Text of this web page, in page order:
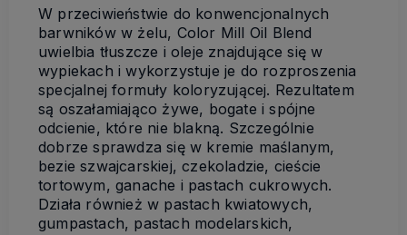
W przeciwieństwie do konwencjonalnych
barwników w żelu, Color Mill Oil Blend
uwielbia tłuszcze i oleje znajdujące się w
wypiekach i wykorzystuje je do rozproszenia
specjalnej formuły koloryzującej. Rezultatem
są oszałamiająco żywe, bogate i spójne
odcienie, które nie blakną. Szczególnie
dobrze sprawdza się w kremie maślanym,
bezie szwajcarskiej, czekoladzie, cieście
tortowym, ganache i pastach cukrowych.
Działa również w pastach kwiatowych,
gumpastach, pastach modelarskich,